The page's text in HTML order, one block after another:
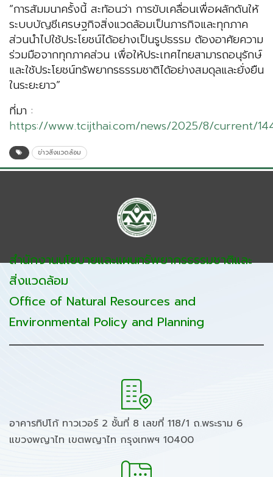
“การสัมมนาครั้งนี้ สะท้อนว่า การขับเคลื่อนเพื่อผลักดันให้
ระบบบัญชีเศรษฐกิจสิ่งแวดล้อมเป็นภารกิจและทุกภาค
ส่วนนำไปใช้ประโยชน์ได้อย่างเป็นรูปธรรม ต้องอาศัยความ
ร่วมมือจากทุกภาคส่วน เพื่อให้ประเทศไทยสามารถอนุรักษ์
และใช้ประโยชน์ทรัพยากรธรรมชาติได้อย่างสมดุลและยั่งยืน
ในระยะยาว”
ที่มา :
https://www.tcijthai.com/news/2025/8/current/
ข่าวสิ่งแวดล้อม
สำนักงานนโยบายและแผนทรัพยากรธรรมชาติและ
สิ่งแวดล้อม
Office of Natural Resources and
Environmental Policy and Planning
อาคารทิปโก้ ทาวเวอร์ 2 ชั้นที่ 8 เลขที่ 118/1 ถ.พระราม 6
แขวงพญาไท เขตพญาไท กรุงเทพฯ 10400